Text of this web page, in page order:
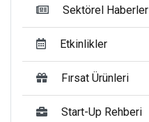
Sektörel Haberler
Etkinlikler
Fırsat Ürünleri
Start-Up Rehberi